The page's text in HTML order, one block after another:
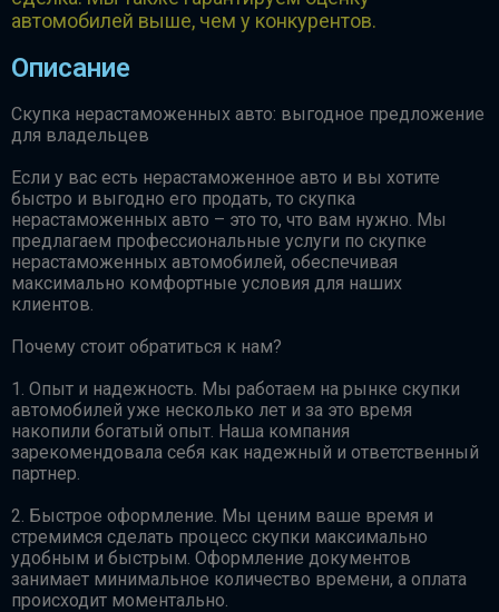
автомобилей выше, чем у конкурентов.
Описание
Скупка нерастаможенных авто: выгодное предложение
для владельцев
Если у вас есть нерастаможенное авто и вы хотите
быстро и выгодно его продать, то скупка
нерастаможенных авто – это то, что вам нужно. Мы
предлагаем профессиональные услуги по скупке
нерастаможенных автомобилей, обеспечивая
максимально комфортные условия для наших
клиентов.
Почему стоит обратиться к нам?
1. Опыт и надежность. Мы работаем на рынке скупки
автомобилей уже несколько лет и за это время
накопили богатый опыт. Наша компания
зарекомендовала себя как надежный и ответственный
партнер.
2. Быстрое оформление. Мы ценим ваше время и
стремимся сделать процесс скупки максимально
удобным и быстрым. Оформление документов
занимает минимальное количество времени, а оплата
происходит моментально.